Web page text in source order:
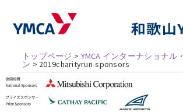
トップページ > YMCA インターナショナル
ン > 2019charityrun-sponsors